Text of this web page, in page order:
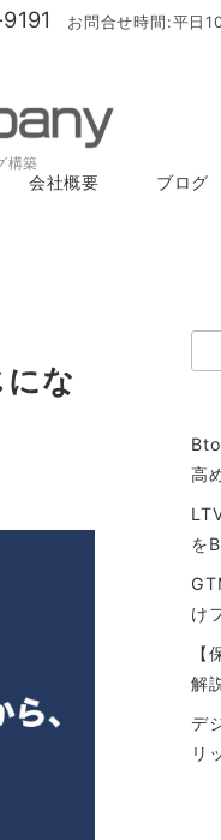
お問合せ時間:平日
構築
会社概要 ブログ
な
索
高
を
け
解
デ
リ